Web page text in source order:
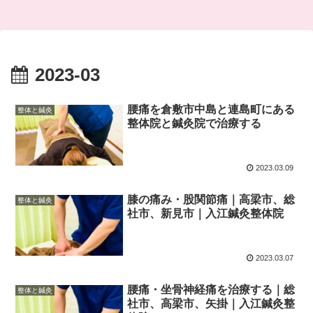
2023-03
整体と鍼灸
腰痛を倉敷市中島と連島町にある
整体院と鍼灸院で治療する
2023.03.09
整体と鍼灸
膝の痛み・股関節痛｜高梁市、総
社市、新見市｜入江鍼灸整体院
2023.03.07
整体と鍼灸
腰痛・坐骨神経痛を治療する｜総
社市、高梁市、矢掛｜入江鍼灸整